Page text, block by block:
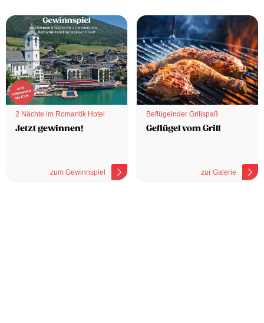
2 Nächte im Romantik Hotel
Jetzt gewinnen!
zum Gewinnspiel
Beflügelnder Grillspaß
Geflügel vom Grill
zur Galerie